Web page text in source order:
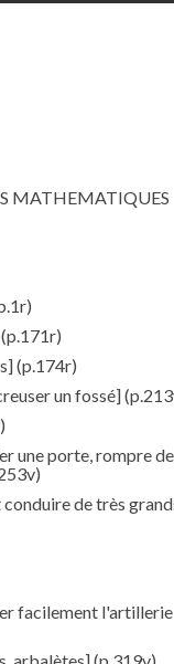
MATHEMATIQUES
(p.171r)
(p.174r)
un fossé]
une porte, rompre
de très
facilement l'artillerie